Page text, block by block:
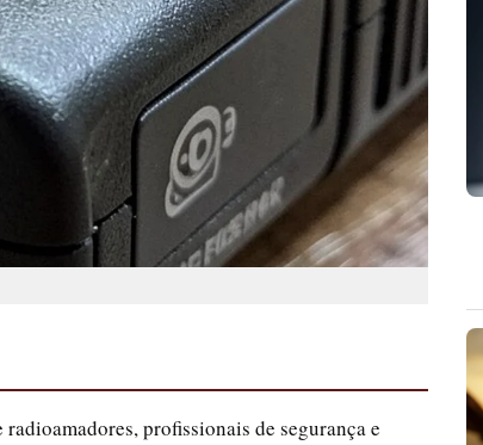
profissionais de segurança e